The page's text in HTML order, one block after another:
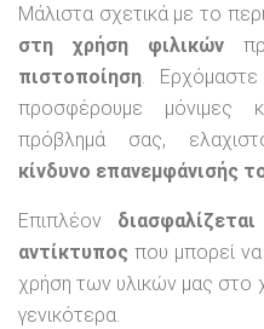
Μάλιστα σχετικά με το
στη χρήση φιλικών
πιστοποίηση.
προσφέρουμε μόνιμες
πρόβλημά σας,
κίνδυνο επανεμφάνισής
Επιπλέον
αντίκτυπος που μπορεί να
χρήση των υλικών μας στο
γενικότερα.